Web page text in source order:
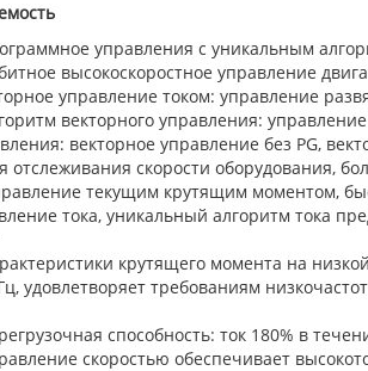
управления с уникальным
высокоскоростное управление
управление током: управление
векторного управления:
векторное управление без PG,
отслеживания скорости оборудования,
текущим крутящим моментом,
тока, уникальный алгоритм тока
крутящего момента на
удовлетворяет требованиям
способность: ток 180% в
скоростью обеспечивает